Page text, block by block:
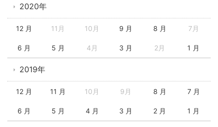
2020年
12 月 11月 10月 9 月 8 月 7月
6 月 5 月 4月 3 月 2月 1 月
2019年
12 月 11 月 10月 9月 8 月 7 月
6 月 5 月 4 月 3 月 2 月 1 月